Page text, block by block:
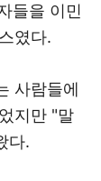
들을 이민
였다.
사람들에
지만 "말
다.